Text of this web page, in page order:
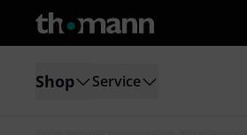
Shop Service